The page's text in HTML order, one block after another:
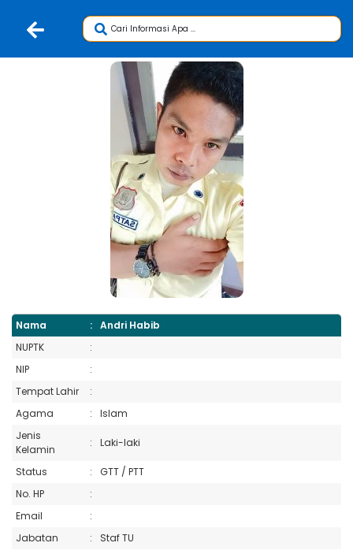
Nama : Andri Habib
NUPTK
:
NIP
:
Tempat Lahir
:
Agama
:
Islam
Jenis
Kelamin
: Laki-laki
Status :
GTT / PTT
No. HP
:
Email
:
Jabatan
:
Staf TU